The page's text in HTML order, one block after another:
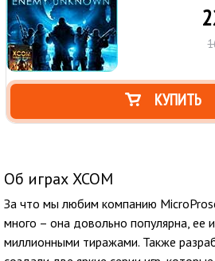
КУПИТЬ
Об играх XCOM
За что мы любим компанию
много – она довольно популярна, ее
миллионными тиражами. Также